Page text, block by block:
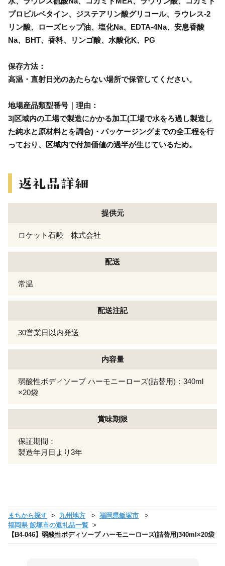
プロピルベタイン、ジステアリン酸グリコール、ラウレス-2
リン酸、ローズヒップ油、塩化Na、EDTA-4Na、安息香酸
Na、BHT、香料、リンゴ酸、水酸化K、PG
保存方法：
高温・直射日光のあたらない場所で保管してください。
地場産品類型番号｜理由：
3|区域内の工場で製造にかかる加工(工場で水をろ過し製造し
た純水と原材料とを調合)・パッケージングまでの全工程を行
っており、区域内で付加価値の過半が生じているため。
提供元
ロケット石鹸 株式会社
配送
常温
配送注記
30営業日以内発送
内容量
弱酸性ボディソープ ハーモニーローズ(詰替用)：340ml
×20袋
賞味期限
保証期間：
製造年月日より3年
まちから探す 九州地方
福岡県飯塚市
福岡県 飯塚市の返礼品一覧
【B4-046】弱酸性ボディソープ ハーモニーローズ(詰替用)340ml×20袋